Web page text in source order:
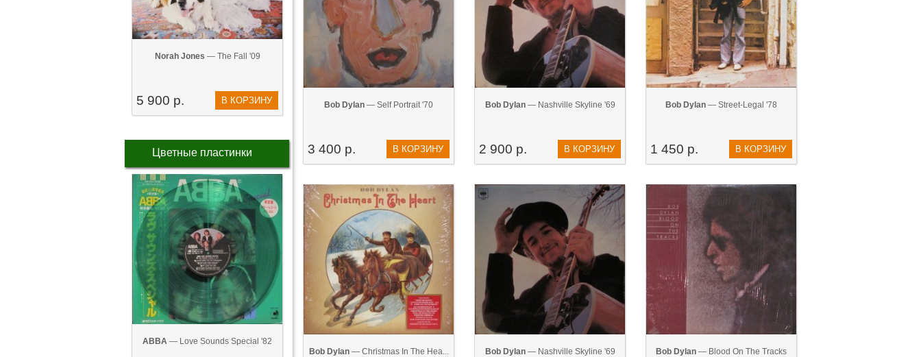
Norah Jones — The Fall '09
5 900 р. В КОРЗИНУ
Цветные пластинки
ABBA — Love Sounds Special '82
Bob Dylan — Self Portrait '70
3 400 р. В КОРЗИНУ
Bob Dylan— Nashville Skyline '69
2 900 р. В КОРЗИНУ
Bob Dylan — Street-Legal '78
1 450 р. В КОРЗИНУ
Bob Dylan— Christmas In The Hea...
Bob Dylan— Nashville Skyline '69 Bob Dylan — Blood On The Tracks